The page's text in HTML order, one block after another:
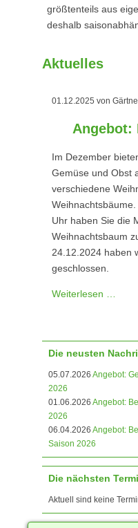
größtenteils aus
deshalb
Aktuelles
01.12.2025 von
Angebot:
Im Dezember
Gemüse und Obst
verschiedene
Uhr haben Sie die
Weihnachtsbaum
24.12.2024 haben
geschlossen.
Weiterlesen …
Die neusten
05.07.2026 Angebot:
2026
01.06.2026 Angebot:
2026
06.04.2026 Angebot:
Saison 2026
Die nächsten
Aktuell sind keine